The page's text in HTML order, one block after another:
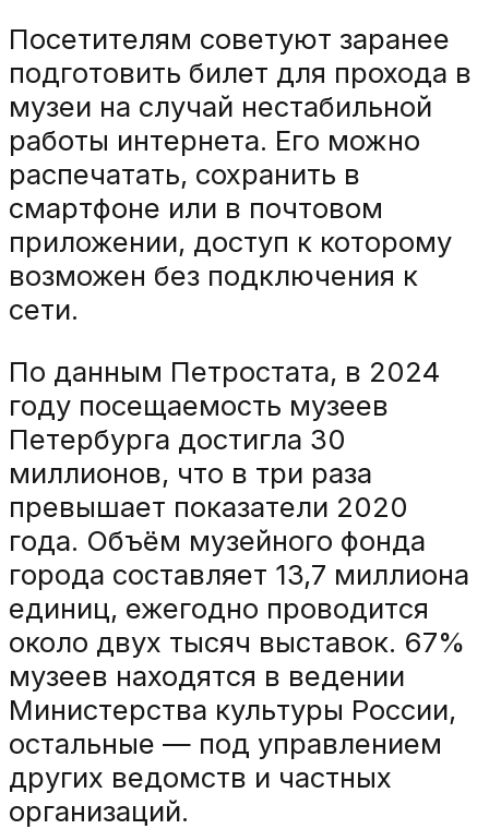
Посетителям советуют заранее
подготовить билет для прохода в
музеи на случай нестабильной
работы интернета. Его можно
распечатать, сохранить в
смартфоне или в почтовом
приложении, доступ к которому
возможен без подключения к
сети.
По данным Петростата, в 2024
году посещаемость музеев
Петербурга достигла 30
миллионов, что в три раза
превышает показатели 2020
года. Объём музейного фонда
города составляет 13,7 миллиона
единиц, ежегодно проводится
около двух тысяч выставок. 67%
музеев находятся в ведении
Министерства культуры России,
остальные — под управлением
других ведомств и частных
организаций.